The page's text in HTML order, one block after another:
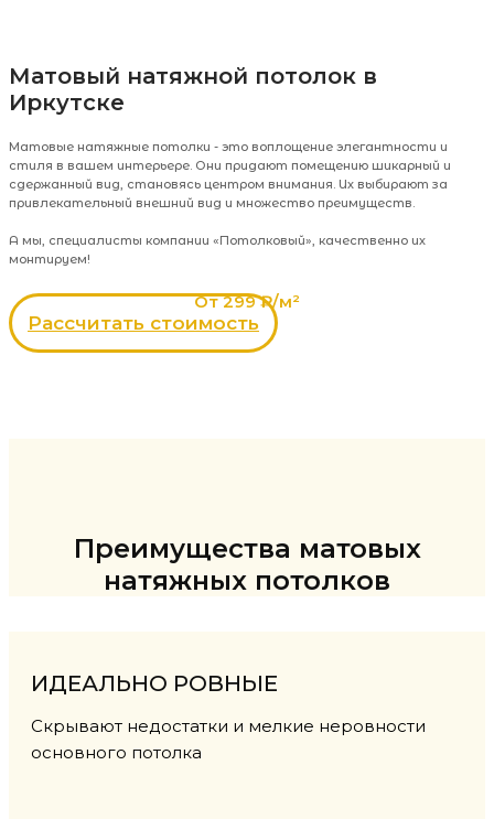
Матовый натяжной потолок в
Иркутске
Матовые натяжные потолки - это воплощение элегантности и
стиля в вашем интерьере. Они придают помещению шикарный и
сдержанный вид, становясь центром внимания. Их выбирают за
привлекательный внешний вид и множество преимуществ.
А мы, специалисты компании «Потолковый», качественно их
монтируем!
От 299 ₽/м²
Рассчитать стоимость
Преимущества матовых
натяжных потолков
ИДЕАЛЬНО РОВНЫЕ
Скрывают недостатки и мелкие неровности
основного потолка